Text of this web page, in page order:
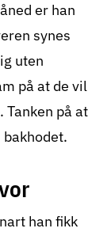
er han
synes
uten
på at de vil
Tanken på at
han fikk